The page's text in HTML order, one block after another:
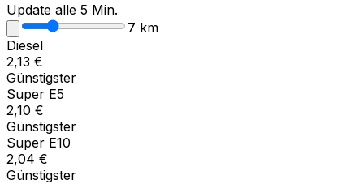
Update alle 5 Min.
7 km
Diesel
2,13 €
Günstigster
Super E5
2,10 €
Günstigster
Super E10
2,04 €
Günstigster